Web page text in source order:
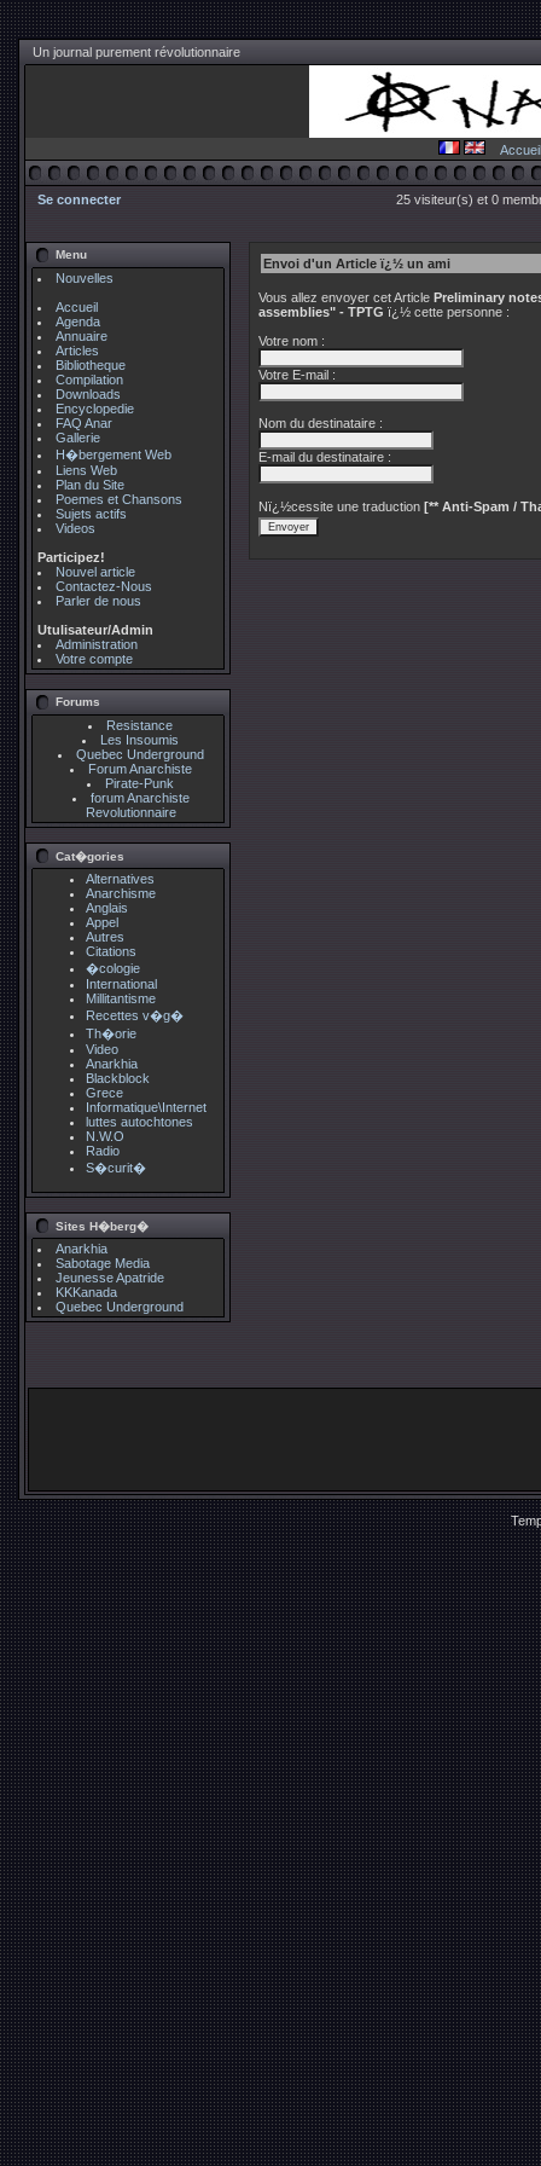
Un journal purement révolutionnaire
Accueil
Se connecter 25 visiteur(s) et 0
Menu
Nouvelles
Accueil
Agenda
Annuaire
Articles
Bibliotheque
Compilation
Downloads
Encyclopedie
FAQ Anar
Gallerie
H�bergement Web
Liens Web
Plan du Site
Poemes et Chansons
Sujets actifs
Videos
Participez!
Nouvel article
Contactez-Nous
Parler de nous
Utulisateur/Admin
Administration
Votre compte
Forums
Resistance
Les Insoumis
Quebec Underground
Forum Anarchiste
Pirate-Punk
forum Anarchiste
Revolutionnaire
Cat�gories
Alternatives
Anarchisme
Anglais
Appel
Autres
Citations
�cologie
International
Millitantisme
Recettes v�g�
Th�orie
Video
Anarkhia
Blackblock
Grece
Informatique\Internet
luttes autochtones
N.W.O
Radio
S�curit�
Sites H�berg�
Anarkhia
Sabotage Media
Jeunesse Apatride
KKKanada
Quebec Underground
Envoi d'un Article ï¿½ un ami
Vous allez envoyer cet Article Preliminary
assemblies" - TPTG ï¿½ cette personne :
Votre nom :
Votre E-mail :
Nom du destinataire :
E-mail du destinataire :
Nï¿½cessite une traduction [** Anti-Spam /